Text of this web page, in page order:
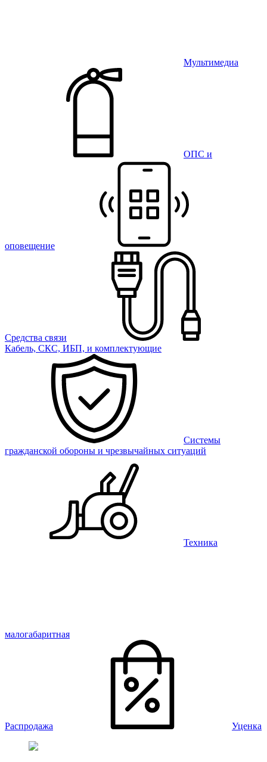
Мультимедиа
ОПС и
оповещение
Средства связи
Кабель, СКС, ИБП, и комплектующие
Системы
гражданской обороны и чрезвычайных ситуаций
Техника
малогабаритная
Распродажа Уценка